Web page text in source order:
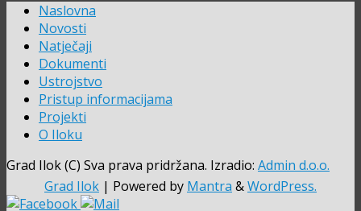
Naslovna
Novosti
Natječaji
Dokumenti
Ustrojstvo
Pristup informacijama
Projekti
O Iloku
Grad Ilok (C) Sva prava pridržana. Izradio: Admin d.o.o.
Grad Ilok | Powered by Mantra &WordPress.